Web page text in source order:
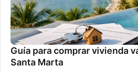
Guía para comprar vivienda
Santa Marta